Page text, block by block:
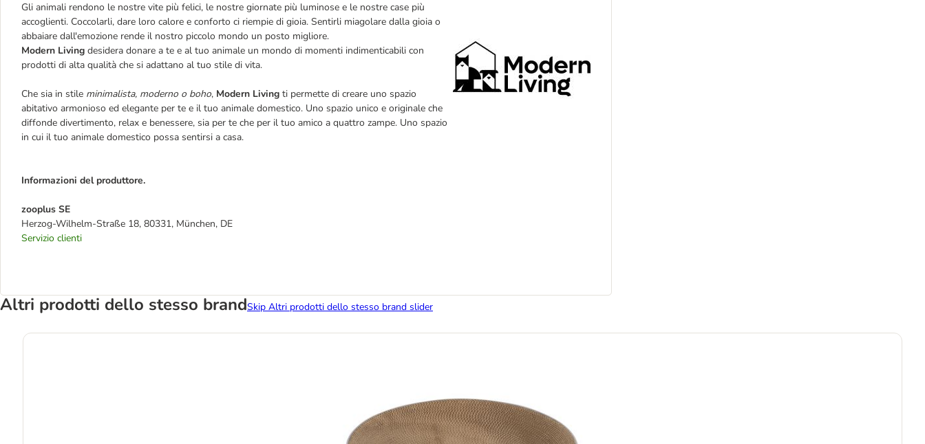
Gli animali rendono le nostre vite più felici, le nostre giornate più luminose e le nostre case più
accoglienti. Coccolarli, dare loro calore e conforto ci riempie di gioia. Sentirli miagolare dalla gioia o
abbaiare dall'emozione rende il nostro piccolo mondo un posto migliore.
Modern Living desidera donare a te e al tuo animale un mondo di momenti indimenticabili con
prodotti di alta qualità che si adattano al tuo stile di vita.
Che sia in stile minimalista, moderno o boho, Modern Living ti permette di creare uno spazio
abitativo armonioso ed elegante per te e il tuo animale domestico. Uno spazio unico e originale che
diffonde divertimento, relax e benessere, sia per te che per il tuo amico a quattro zampe. Uno spazio
in cui il tuo animale domestico possa sentirsi a casa.
Informazioni del produttore.
zooplus SE
Herzog-Wilhelm-Straße 18, 80331, München, DE
Servizio clienti
Altri prodotti dello stesso brandSkip Altri prodotti dello stesso brand slider